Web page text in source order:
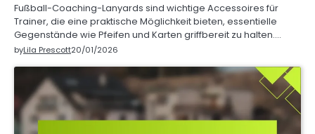
Fußball-Coaching-Lanyards sind wichtige Accessoires für
Trainer, die eine praktische Möglichkeit bieten, essentielle
Gegenstände wie Pfeifen und Karten griffbereit zu halten.…
byLila Prescott20/01/2026